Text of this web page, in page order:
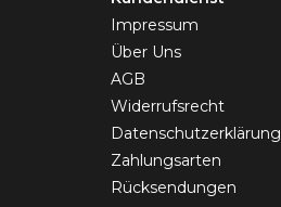
Impressum
Über Uns
AGB
Widerrufsrecht
Datenschutzerklärung
Zahlungsarten
Rücksendungen